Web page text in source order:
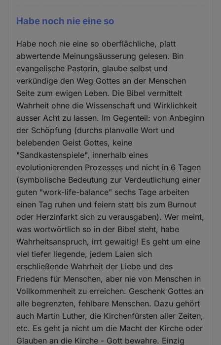
Habe noch nie eine so
Habe noch nie eine so oberflächliche, platt
abwertende Meinungsäusserung gelesen. Bin
evangelische Pastorin, glaube selbst und
verkündige den Weg Gottes an der Menschen
Seite zum ewigen Leben. Die Bibel vermittelt
Wahrheit ohne die Wissenschaft und Wirklichkeit
ausser Acht zu lassen. Im Gegenteil: von Anbeginn
der Schöpfung (durchs planvolle Wort und
belebenden Geist Gottes, keine
"Sandkastenspiele", innerhalb eines
evolutionierenden Prozesses und nicht in 6 Tagen
(symbolische Bedeutung zur Verdeutlichung einer
guten "work-life-balance" sechs Tage arbeiten
einen Tag ruhen und feiern statt bis zum Burnout
oder Herzinfarkt sich zu verausgaben). Wer meint,
was wortwörtlich so in der Bibel steht, habe
Wahrheitsanspruch, irrt gewaltig! Es geht um eine
viel tiefer liegende, jedem Laien sich
erschließende Wahrheit der Liebe und des
Friedens für Menschen, aber nie von Menschen in
Vollkommenheit zu erreichen. Geschenk Gottes an
alle begrenzten, fehlbare Menschen. Dazu gehört
auch Martin Luther, die Kirchenfürsten aller Zeiten,
etc. Es geht ja nicht um die Macht der Kirche oder
Glauben an die Kirche - Gott bewahre. Einzig